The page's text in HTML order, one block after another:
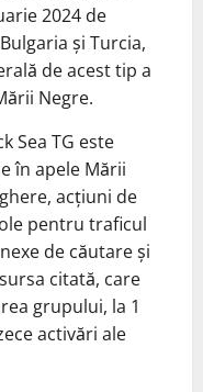
2024 de
şi Turcia,
de acest tip a
Negre.
Sea TG este
în apele Mării
acţiuni de
pentru traficul
de căutare şi
citată, care
grupului, la 1
activări ale